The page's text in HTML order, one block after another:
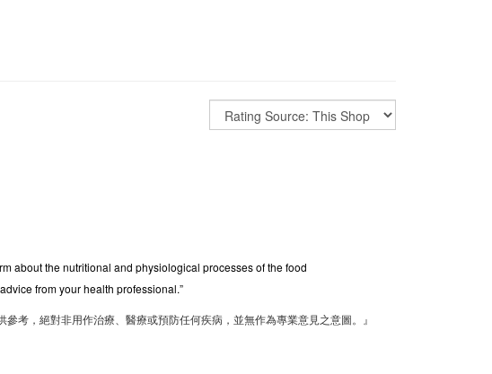
about the nutritional and physiological processes of the food
from your health professional.”
考，絕對非用作治療、醫療或預防任何疾病，並無作為專業意見之意圖。』